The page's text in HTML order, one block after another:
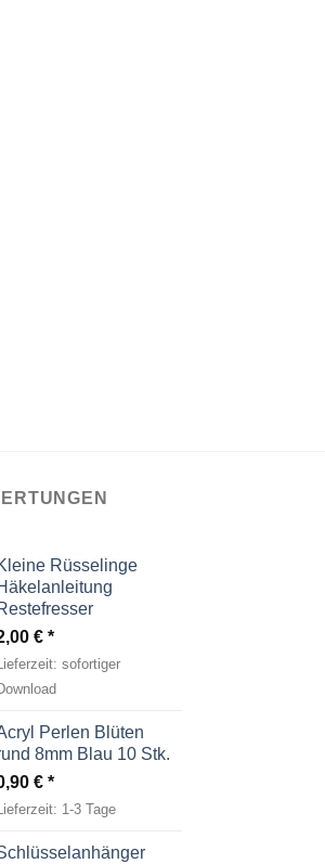
Rüsselinge
€
sofortiger
Perlen Blüten
8mm Blau 10 Stk.
€
1-3 Tage